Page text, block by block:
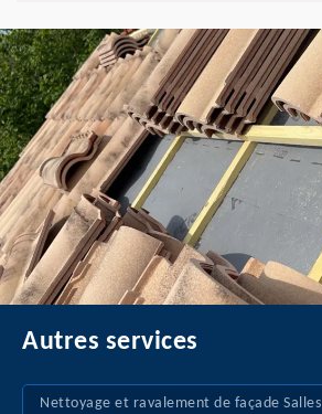
Autres services
Nettoyage et ravalement de façade Salles